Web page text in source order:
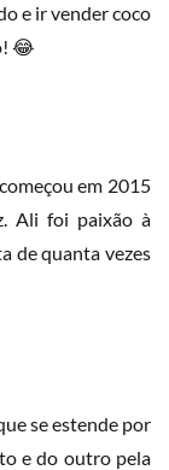
e ir vender coco
😂
em 2015
Ali foi paixão à
de quanta vezes
se estende por
e do outro pela